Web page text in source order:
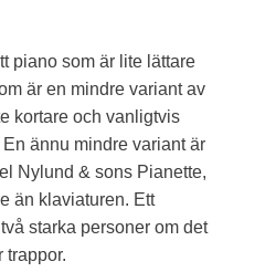
piano som är lite lättare
är en mindre variant av
kortare och vanligtvis
ännu mindre variant är
Nylund & sons Pianette,
än klaviaturen. Ett
starka personer om det
trappor.